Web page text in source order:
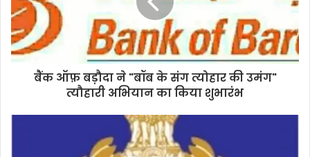
i
l
a
बैंक ऑफ़ बड़ौदा ने "बॉब के संग त्योहार की उमंग"
त्यौहारी अभियान का किया शुभारंभ